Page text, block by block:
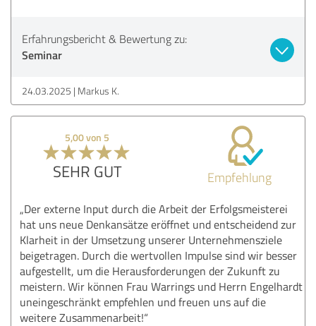
Erfahrungsbericht & Bewertung zu:
Seminar
24.03.2025 Markus K.
5,00 von 5
SEHR GUT Empfehlung
„Der externe Input durch die Arbeit der Erfolgsmeisterei
hat uns neue Denkansätze eröffnet und entscheidend zur
Klarheit in der Umsetzung unserer Unternehmensziele
beigetragen. Durch die wertvollen Impulse sind wir besser
aufgestellt, um die Herausforderungen der Zukunft zu
meistern. Wir können Frau Warrings und Herrn Engelhardt
uneingeschränkt empfehlen und freuen uns auf die
weitere Zusammenarbeit!“